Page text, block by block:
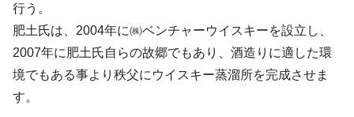
行う。
肥土氏は、2004年に㈱ベンチャーウイスキーを設立し、
2007年に肥土氏自らの故郷でもあり、酒造りに適した環
境でもある事より秩父にウイスキー蒸溜所を完成させま
す。